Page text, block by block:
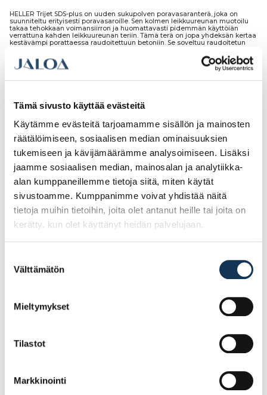
Tämä sivusto käyttää evästeitä
Käytämme evästeitä tarjoamamme sisällön ja mainosten
räätälöimiseen, sosiaalisen median ominaisuuksien
tukemiseen ja kävijämäärämme analysoimiseen. Lisäksi
jaamme sosiaalisen median, mainosalan ja analytiikka-
alan kumppaneillemme tietoja siitä, miten käytät
sivustoamme. Kumppanimme voivat yhdistää näitä
tietoja muihin tietoihin, joita olet antanut heille tai joita on
kerätty, kun olet käyttänyt heidän palvelujaan.
valinta
Välttämätön
Mieltymykset
Tilastot
Markkinointi
HELLER Trijet SDS-plus on uuden sukupolven poravasaranterä, joka on
suunniteltu erityisesti poravasaroille. Sen kolmen leikkuureunan muotoilu
takaa tehokkaan voimansiirron ja huomattavasti pidemmän käyttöiän
verrattuna kahden leikkuureunan teriin. Tämä terä on jopa yhdeksän kertaa
kestävämpi porattaessa raudoitettuun betoniin. Se soveltuu raudoitetun
Tutustu myös
tarkkuuskonepuupora.
12mm/150mm
Lisää tilauskoriin Lisää tilauskoriin